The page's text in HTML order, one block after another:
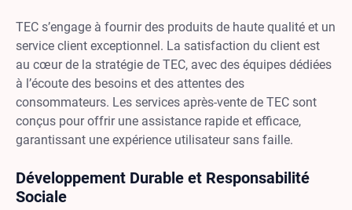
TEC s’engage à fournir des produits de haute qualité et un
service client exceptionnel. La satisfaction du client est
au cœur de la stratégie de TEC, avec des équipes dédiées
à l’écoute des besoins et des attentes des
consommateurs. Les services après-vente de TEC sont
conçus pour offrir une assistance rapide et efficace,
garantissant une expérience utilisateur sans faille.
Développement Durable et Responsabilité
Sociale